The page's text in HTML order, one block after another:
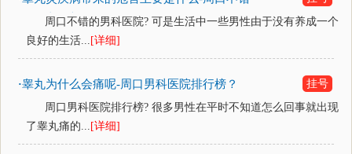
的男科医院？
周口不错的男科医院? 可是生活中一些男性由于没有养成一个
良好的生活... [详细]
·睾丸为什么会痛呢-周口男科医院排行榜？
挂号
周口男科医院排行榜? 很多男性在平时不知道怎么回事就出现
了睾丸痛的... [详细]